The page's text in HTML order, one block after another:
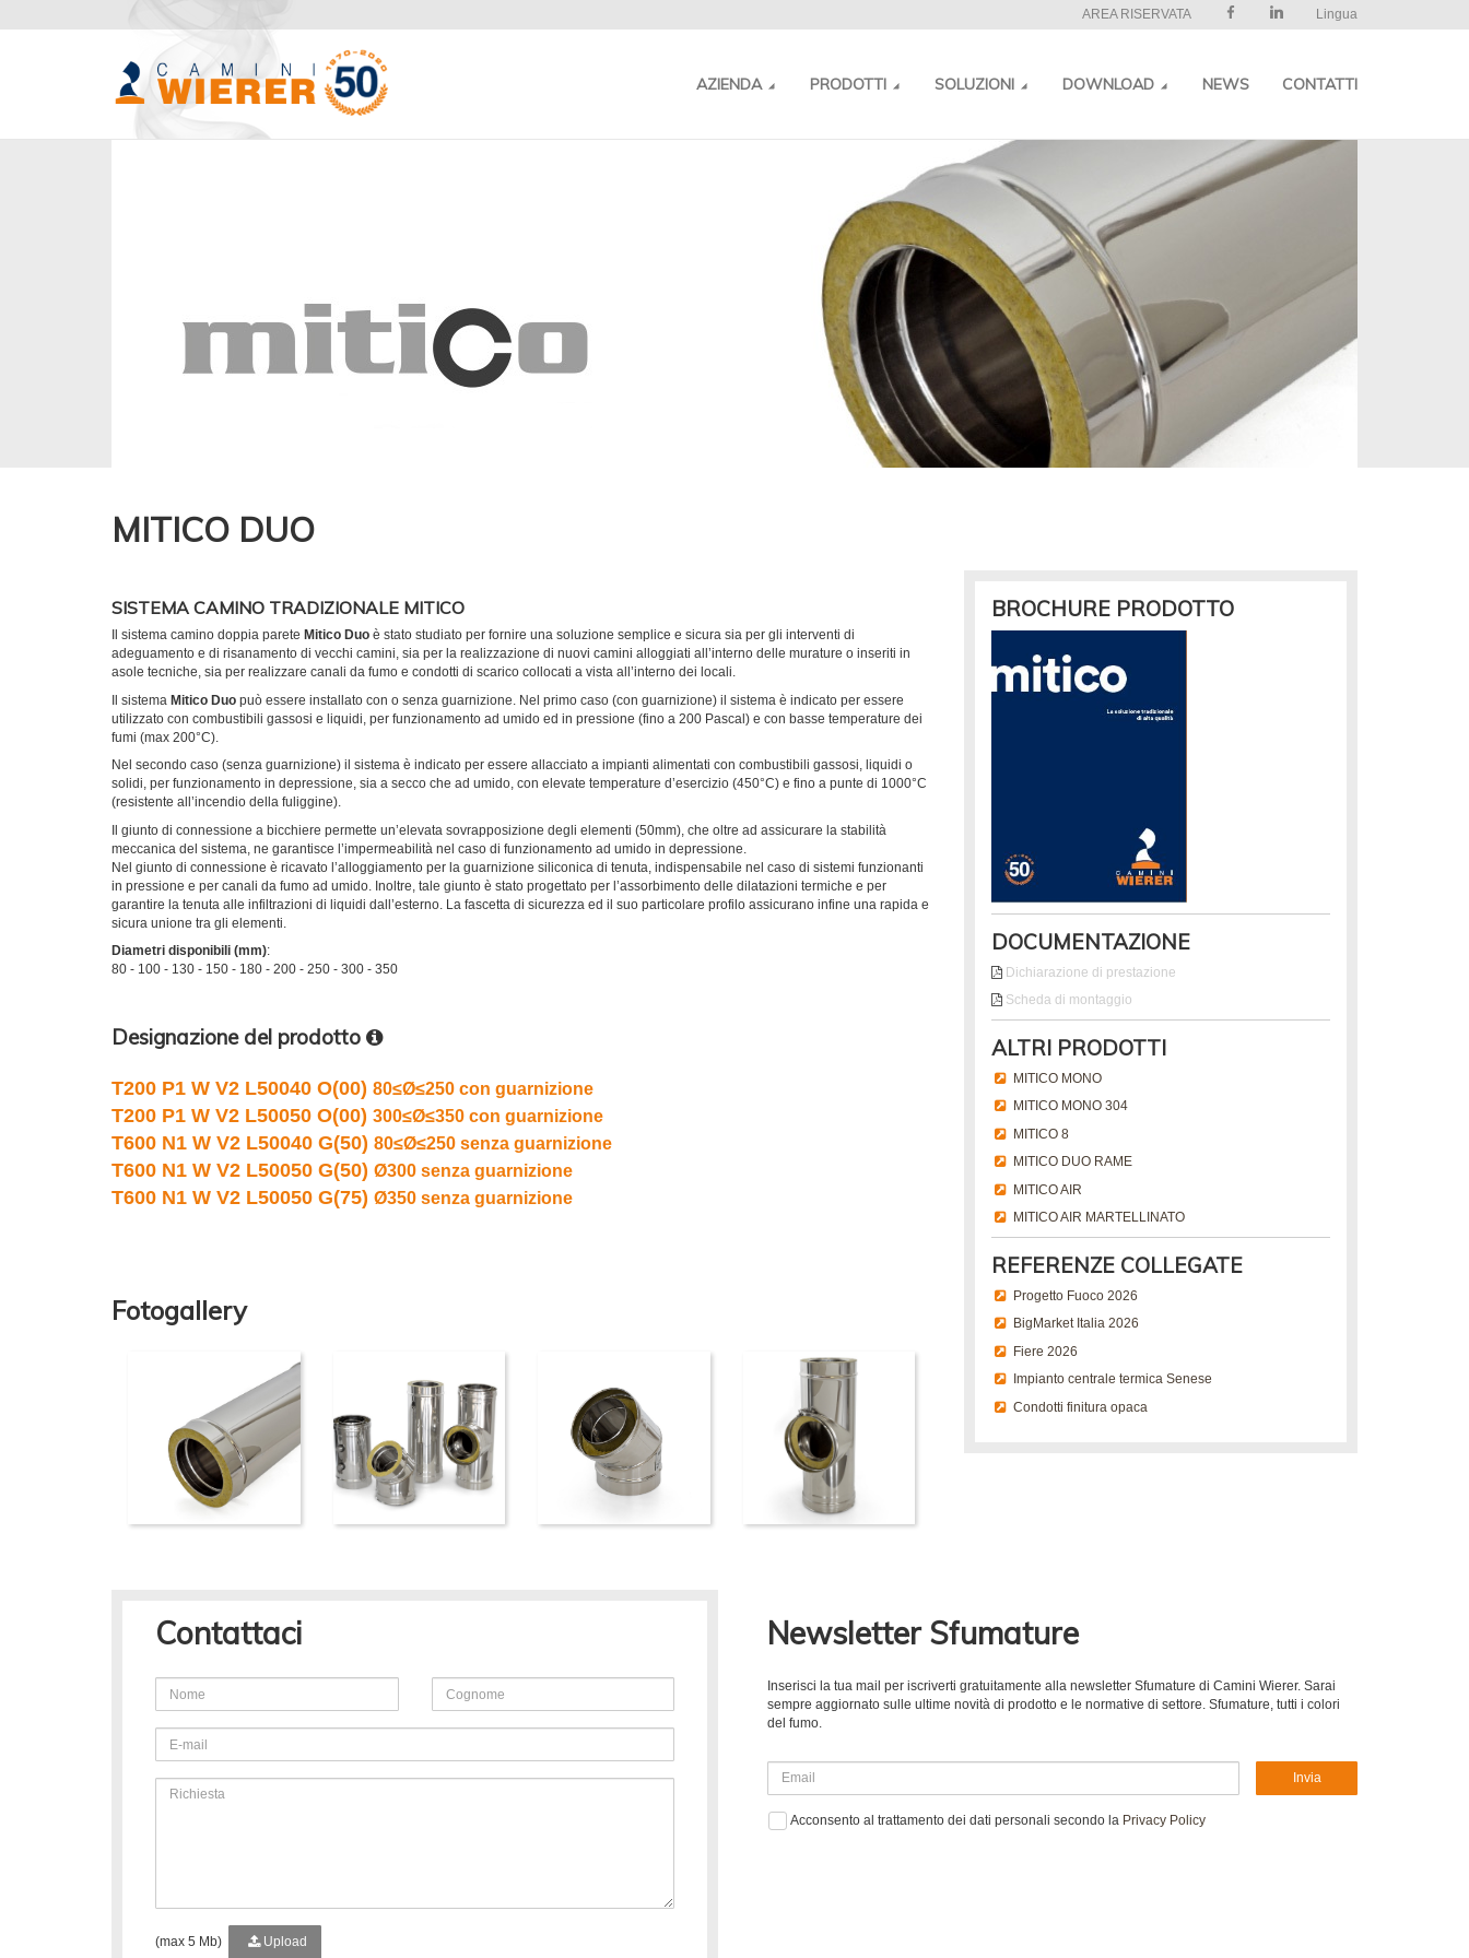
AREA RISERVATA Lingua
AZIENDA PRODOTTI SOLUZIONI DOWNLOAD NEWS CONTATTI
MITICO DUO
SISTEMA CAMINO TRADIZIONALE MITICO
Il sistema camino doppia parete Mitico Duo è stato studiato per fornire una soluzione semplice e sicura sia per gli interventi di
adeguamento e di risanamento di vecchi camini, sia per la realizzazione di nuovi camini alloggiati all’interno delle murature o inseriti in
asole tecniche, sia per realizzare canali da fumo e condotti di scarico collocati a vista all’interno dei locali.
Il sistema Mitico Duo può essere installato con o senza guarnizione. Nel primo caso (con guarnizione) il sistema è indicato per essere
utilizzato con combustibili gassosi e liquidi, per funzionamento ad umido ed in pressione (fino a 200 Pascal) e con basse temperature dei
fumi (max 200°C).
Nel secondo caso (senza guarnizione) il sistema è indicato per essere allacciato a impianti alimentati con combustibili gassosi, liquidi o
solidi, per funzionamento in depressione, sia a secco che ad umido, con elevate temperature d’esercizio (450°C) e fino a punte di 1000°C
(resistente all’incendio della fuliggine).
Il giunto di connessione a bicchiere permette un’elevata sovrapposizione degli elementi (50mm), che oltre ad assicurare la stabilità
meccanica del sistema, ne garantisce l’impermeabilità nel caso di funzionamento ad umido in depressione.
Nel giunto di connessione è ricavato l’alloggiamento per la guarnizione siliconica di tenuta, indispensabile nel caso di sistemi funzionanti
in pressione e per canali da fumo ad umido. Inoltre, tale giunto è stato progettato per l’assorbimento delle dilatazioni termiche e per
garantire la tenuta alle infiltrazioni di liquidi dall’esterno. La fascetta di sicurezza ed il suo particolare profilo assicurano infine una rapida e
sicura unione tra gli elementi.
Diametri disponibili (mm):
80 - 100 - 130 - 150 - 180 - 200 - 250 - 300 - 350
Designazione del prodotto
T200 P1 W V2 L50040 O(00) 80≤Ø≤250 con guarnizione
T200 P1 W V2 L50050 O(00) 300≤Ø≤350 con guarnizione
T600 N1 W V2 L50040 G(50) 80≤Ø≤250 senza guarnizione
T600 N1 W V2 L50050 G(50) Ø300 senza guarnizione
T600 N1 W V2 L50050 G(75) Ø350 senza guarnizione
Fotogallery
BROCHURE PRODOTTO
DOCUMENTAZIONE
Dichiarazione di prestazione
Scheda di montaggio
ALTRI PRODOTTI
MITICO MONO
MITICO MONO 304
MITICO 8
MITICO DUO RAME
MITICO AIR
MITICO AIR MARTELLINATO
REFERENZE COLLEGATE
Progetto Fuoco 2026
BigMarket Italia 2026
Fiere 2026
Impianto centrale termica Senese
Condotti finitura opaca
Contattaci
(max 5 Mb) Upload
Newsletter Sfumature
Inserisci la tua mail per iscriverti gratuitamente alla newsletter Sfumature di Camini Wierer. Sarai
sempre aggiornato sulle ultime novità di prodotto e le normative di settore. Sfumature, tutti i colori
del fumo.
Invia
Acconsento al trattamento dei dati personali secondo la Privacy Policy